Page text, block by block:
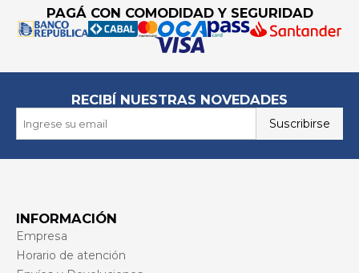
PAGÁ CON COMODIDAD Y SEGURIDAD
RECIBÍ NUESTRAS NOVEDADES
Suscribirse
INFORMACIÓN
Empresa
Horario de atención